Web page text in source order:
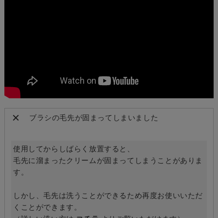
ブラシの毛先が固まってしまいました
使用してからしばらく放置すると、
毛先に溜まったクリームが固まってしまうことがありま
す。
しかし、毛先は洗うことができるため再度お使いいただ
くことができます。